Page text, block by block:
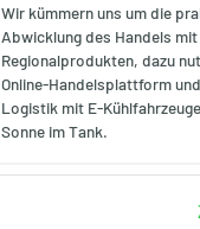
Wir kümmern uns um die
Abwicklung des Handels mit
Regionalprodukten, dazu
Online-Handelsplattform
Logistik mit E-
Sonne im Tank.